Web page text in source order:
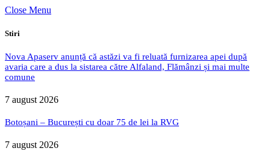
Close Menu
Stiri
Nova Apaserv anunță că astăzi va fi reluată furnizarea apei după
avaria care a dus la sistarea către Alfaland, Flămânzi și mai multe
comune
7 august 2026
Botoșani – București cu doar 75 de lei la RVG
7 august 2026